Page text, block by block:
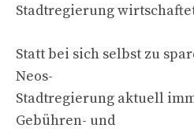
Stadtregierung
Statt bei sich selbst zu
Neos-
Stadtregierung aktuell
Gebühren- und